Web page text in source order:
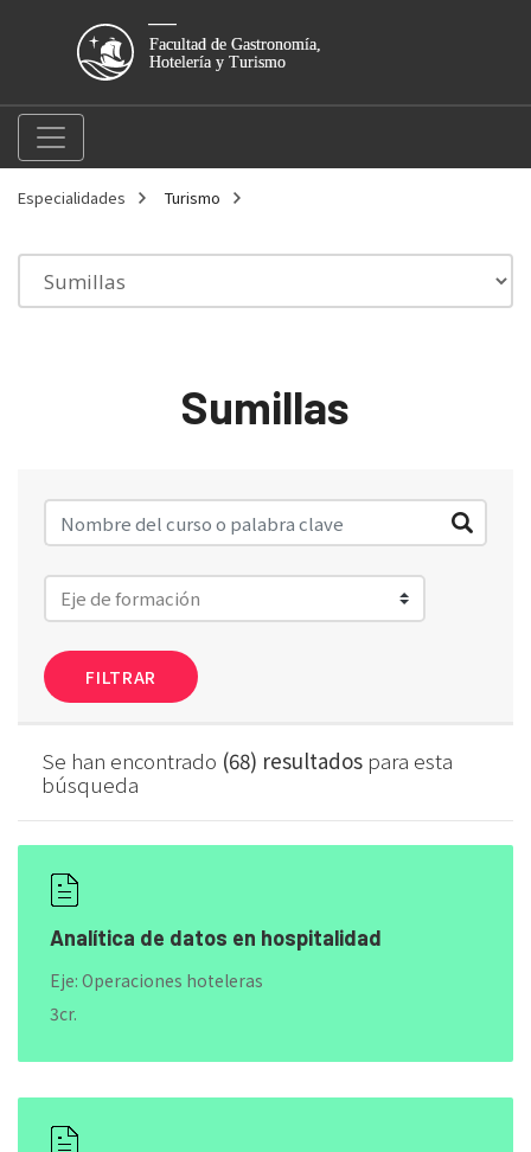
Especialidades Turismo
Sumillas
FILTRAR
Se han encontrado (68) resultados para esta
búsqueda
Analítica de datos en hospitalidad
Eje: Operaciones hoteleras
3cr.